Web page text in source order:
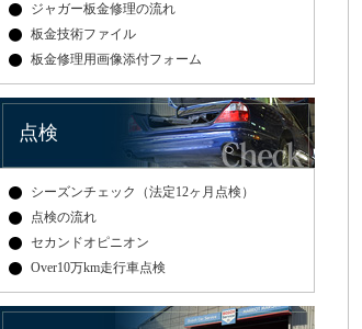
ジャガー板金修理の流れ
板金技術ファイル
板金修理用画像添付フォーム
点検
シーズンチェック（法定12ヶ月点検）
点検の流れ
セカンドオピニオン
Over10万km走行車点検